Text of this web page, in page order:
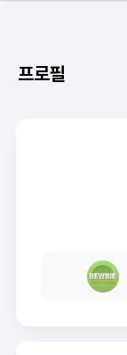
프로필